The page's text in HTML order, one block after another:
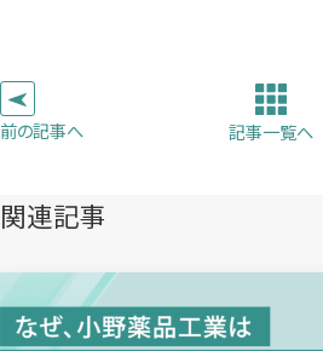
前の記事へ 記事一覧へ
関連記事